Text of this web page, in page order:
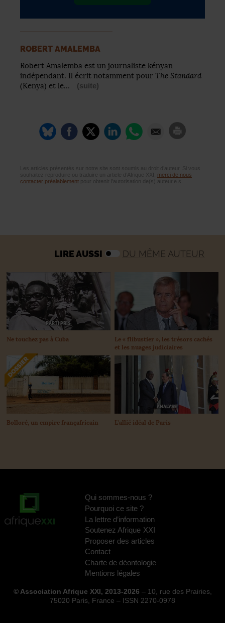
ROBERT AMALEMBA
Robert Amalemba est un journaliste kényan
indépendant. Il écrit notamment pour The Standard
(Kenya) et le… (suite)
Les articles présentés sur notre site sont soumis au droit d’auteur. Si vous
souhaitez reproduire ou traduire un article d’Afrique XXI, merci de nous
contacter préalablement pour obtenir l’autorisation de(s) auteur.e.s.
LIRE AUSSI DU MÊME AUTEUR
PARTI PRIS
Ne touchez pas à Cuba Le « flibustier », les trésors cachés
et les nuages judiciaires
Bolloré, un empire françafricain
ANALYSE
L’allié idéal de Paris
Qui sommes-nous ?
Pourquoi ce site ?
La lettre d’information
Soutenez Afrique XXI
Proposer des articles
Contact
Charte de déontologie
Mentions légales
© Association Afrique XXI, 2013-2026 – 10, rue des Prairies,
75020 Paris, France – ISSN 2270-0978